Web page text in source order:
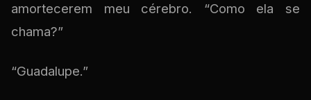
amortecerem meu cérebro. “Como ela se
chama?”
“Guadalupe.”